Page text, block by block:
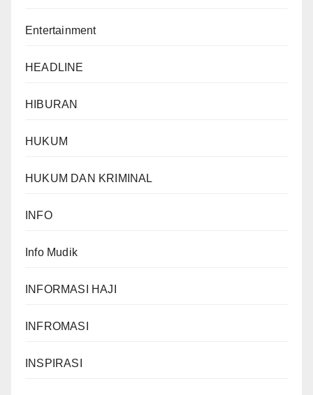
Entertainment
HEADLINE
HIBURAN
HUKUM
HUKUM DAN KRIMINAL
INFO
Info Mudik
INFORMASI HAJI
INFROMASI
INSPIRASI